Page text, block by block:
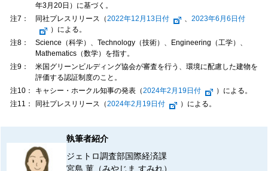
年3月20日）に基づく。
注7：
同社プレスリリース（2022年12月13日付 、 2023年6月6日付
）による。
注8：
Science（科学）、Technology（技術）、Engineering（工学）、
Mathematics（数学）を指す。
注9：
米国グリーンビルディング協会が審査を行う、環境に配慮した建物を
評価する認証制度のこと。
注10：
キャシー・ホークル知事の発表（2024年2月19日付
）による。
注11：
同社プレスリリース（2024年2月19日付 ）による。
執筆者紹介
ジェトロ調査部国際経済課
宮島 菫（みやじま すみれ）